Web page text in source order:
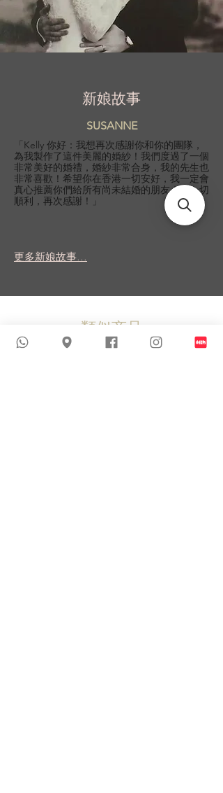
新娘故事
SUSANNE
「Kelly 你好：我想再次感謝你和你的團隊，
為我製作了這件美麗的婚紗！我們度過了一個
非常美好的婚禮，婚紗非常合身，我的先生也
非常喜歡！希望你在香港一切安好，我一定會
真心推薦你們給所有尚未結婚的朋友！祝一切
順利，再次感謝！」
更多新娘故事...
類似商品